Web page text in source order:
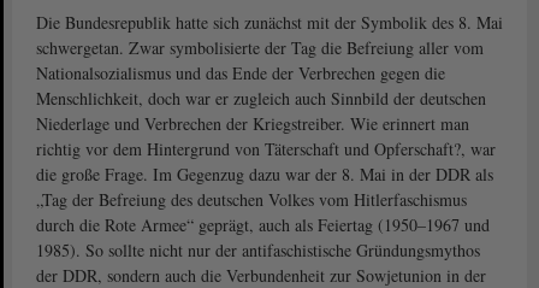
Die Bundesrepublik hatte sich zunächst mit der Symbolik des 8. Mai
schwergetan. Zwar symbolisierte der Tag die Befreiung aller vom
Nationalsozialismus und das Ende der Verbrechen gegen die
Menschlichkeit, doch war er zugleich auch Sinnbild der deutschen
Niederlage und Verbrechen der Kriegstreiber. Wie erinnert man
richtig vor dem Hintergrund von Täterschaft und Opferschaft?, war
die große Frage. Im Gegenzug dazu war der 8. Mai in der DDR als
„Tag der Befreiung des deutschen Volkes vom Hitlerfaschismus
durch die Rote Armee“ geprägt, auch als Feiertag (1950–1967 und
1985). So sollte nicht nur der antifaschistische Gründungsmythos
der DDR, sondern auch die Verbundenheit zur Sowjetunion in der